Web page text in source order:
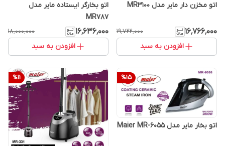
اتو مخزن دار مایر مدل MR3100
۱۶٬۷۶۶٬۰۰۰ ۱۹٬۷۲۲٬۰۰۰
افزودن به سبد
اتو بخارگر ایستاده مایر مدل
MR787
۱۶٬۶۳۶٬۰۰۰ ۱۸٬۰۰۰٬۰۰۰
افزودن به سبد
%15
اتو بخار مایر مدل Maier MR-6055
%11